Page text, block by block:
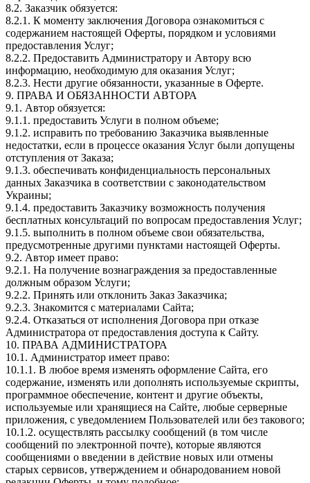
8.2. Заказчик обязуется:
8.2.1. К моменту заключения Договора ознакомиться с
содержанием настоящей Оферты, порядком и условиями
предоставления Услуг;
8.2.2. Предоставить Администратору и Автору всю
информацию, необходимую для оказания Услуг;
8.2.3. Нести другие обязанности, указанные в Оферте.
9. ПРАВА И ОБЯЗАННОСТИ АВТОРА
9.1. Автор обязуется:
9.1.1. предоставить Услуги в полном объеме;
9.1.2. исправить по требованию Заказчика выявленные
недостатки, если в процессе оказания Услуг были допущены
отступления от Заказа;
9.1.3. обеспечивать конфиденциальность персональных
данных Заказчика в соответствии с законодательством
Украины;
9.1.4. предоставить Заказчику возможность получения
бесплатных консультаций по вопросам предоставления Услуг;
9.1.5. выполнить в полном объеме свои обязательства,
предусмотренные другими пунктами настоящей Оферты.
9.2. Автор имеет право:
9.2.1. На получение вознаграждения за предоставленные
должным образом Услуги;
9.2.2. Принять или отклонить Заказ Заказчика;
9.2.3. Знакомится с материалами Сайта;
9.2.4. Отказаться от исполнения Договора при отказе
Администратора от предоставления доступа к Сайту.
10. ПРАВА АДМИНИСТРАТОРА
10.1. Администратор имеет право:
10.1.1. В любое время изменять оформление Сайта, его
содержание, изменять или дополнять используемые скрипты,
программное обеспечение, контент и другие объекты,
используемые или хранящиеся на Сайте, любые серверные
приложения, с уведомлением Пользователей или без такового;
10.1.2. осуществлять рассылку сообщений (в том числе
сообщений по электронной почте), которые являются
сообщениями о введении в действие новых или отмены
старых сервисов, утверждением и обнародованием новой